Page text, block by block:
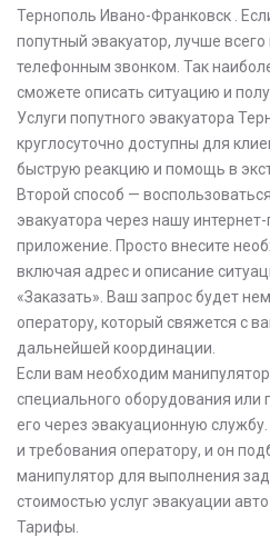
Тернополь Ивано-Франковск .
попутный эвакуатор, лучше
телефонным звонком. Так
сможете описать ситуацию и
Услуги попутного эвакуатора
круглосуточно доступны для
быструю реакцию и помощь в
Второй способ —
эвакуатора через нашу
приложение. Просто внесите
включая адрес и описание
«Заказать». Ваш запрос будет
оператору, который свяжется с
дальнейшей координации.
Если вам необходим
специального оборудования или
его через эвакуационную
и требования оператору, и он
манипулятор для выполнения
стоимостью услуг эвакуации
Тарифы.